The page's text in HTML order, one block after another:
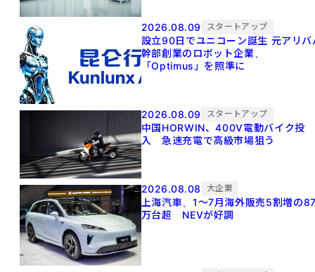
2026.08.09 スタートアップ
設立90日でユニコーン誕生 元アリババ
幹部創業のロボット企業、
「Optimus」を照準に
2026.08.09 スタートアップ
中国HORWIN、400V電動バイク投
入 急速充電で高級市場狙う
2026.08.08 大企業
上海汽車、1～7月海外販売5割増の
万台超 NEVが好調